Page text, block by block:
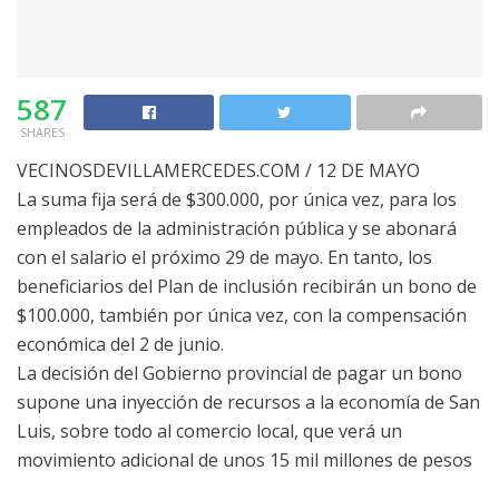
587
SHARES
VECINOSDEVILLAMERCEDES.COM / 12 DE MAYO
La suma fija será de $300.000, por única vez, para los
empleados de la administración pública y se abonará
con el salario el próximo 29 de mayo. En tanto, los
beneficiarios del Plan de inclusión recibirán un bono de
$100.000, también por única vez, con la compensación
económica del 2 de junio.
La decisión del Gobierno provincial de pagar un bono
supone una inyección de recursos a la economía de San
Luis, sobre todo al comercio local, que verá un
movimiento adicional de unos 15 mil millones de pesos